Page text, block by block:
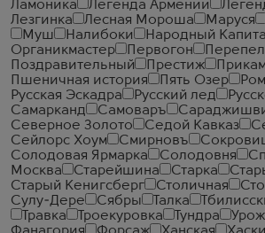
Ламоника
Легенда Армении
Лезгинка
Лесная Мороша Маруся
Муш
Налибоки Народный
Органикмастер
Первогон
Поздравительный
Престиж
Пшеничная история
Пять Озер
Русская Эскадра
Русский лед
Самарканд
Самоваръ
Северное Золото
Седой Кавказ
Сейлорс Хоум
Смирновъ
Солодовая Ярмарка
Солодовня
Москва
Старейшина Старка
Старый Кенигсберг
Столичная
Сулу-Дере
Сябры Талка
Травка
Троекуровка Тундра